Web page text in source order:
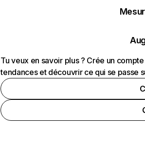
Tu veux en savoir plus ? Crée un
tendances et découvrir ce qui se passe